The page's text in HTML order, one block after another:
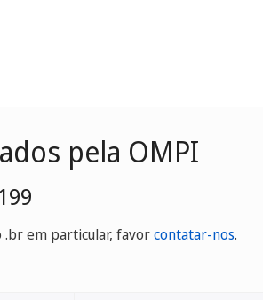
pela OMPI
.br em particular, favorcontatar-nos.